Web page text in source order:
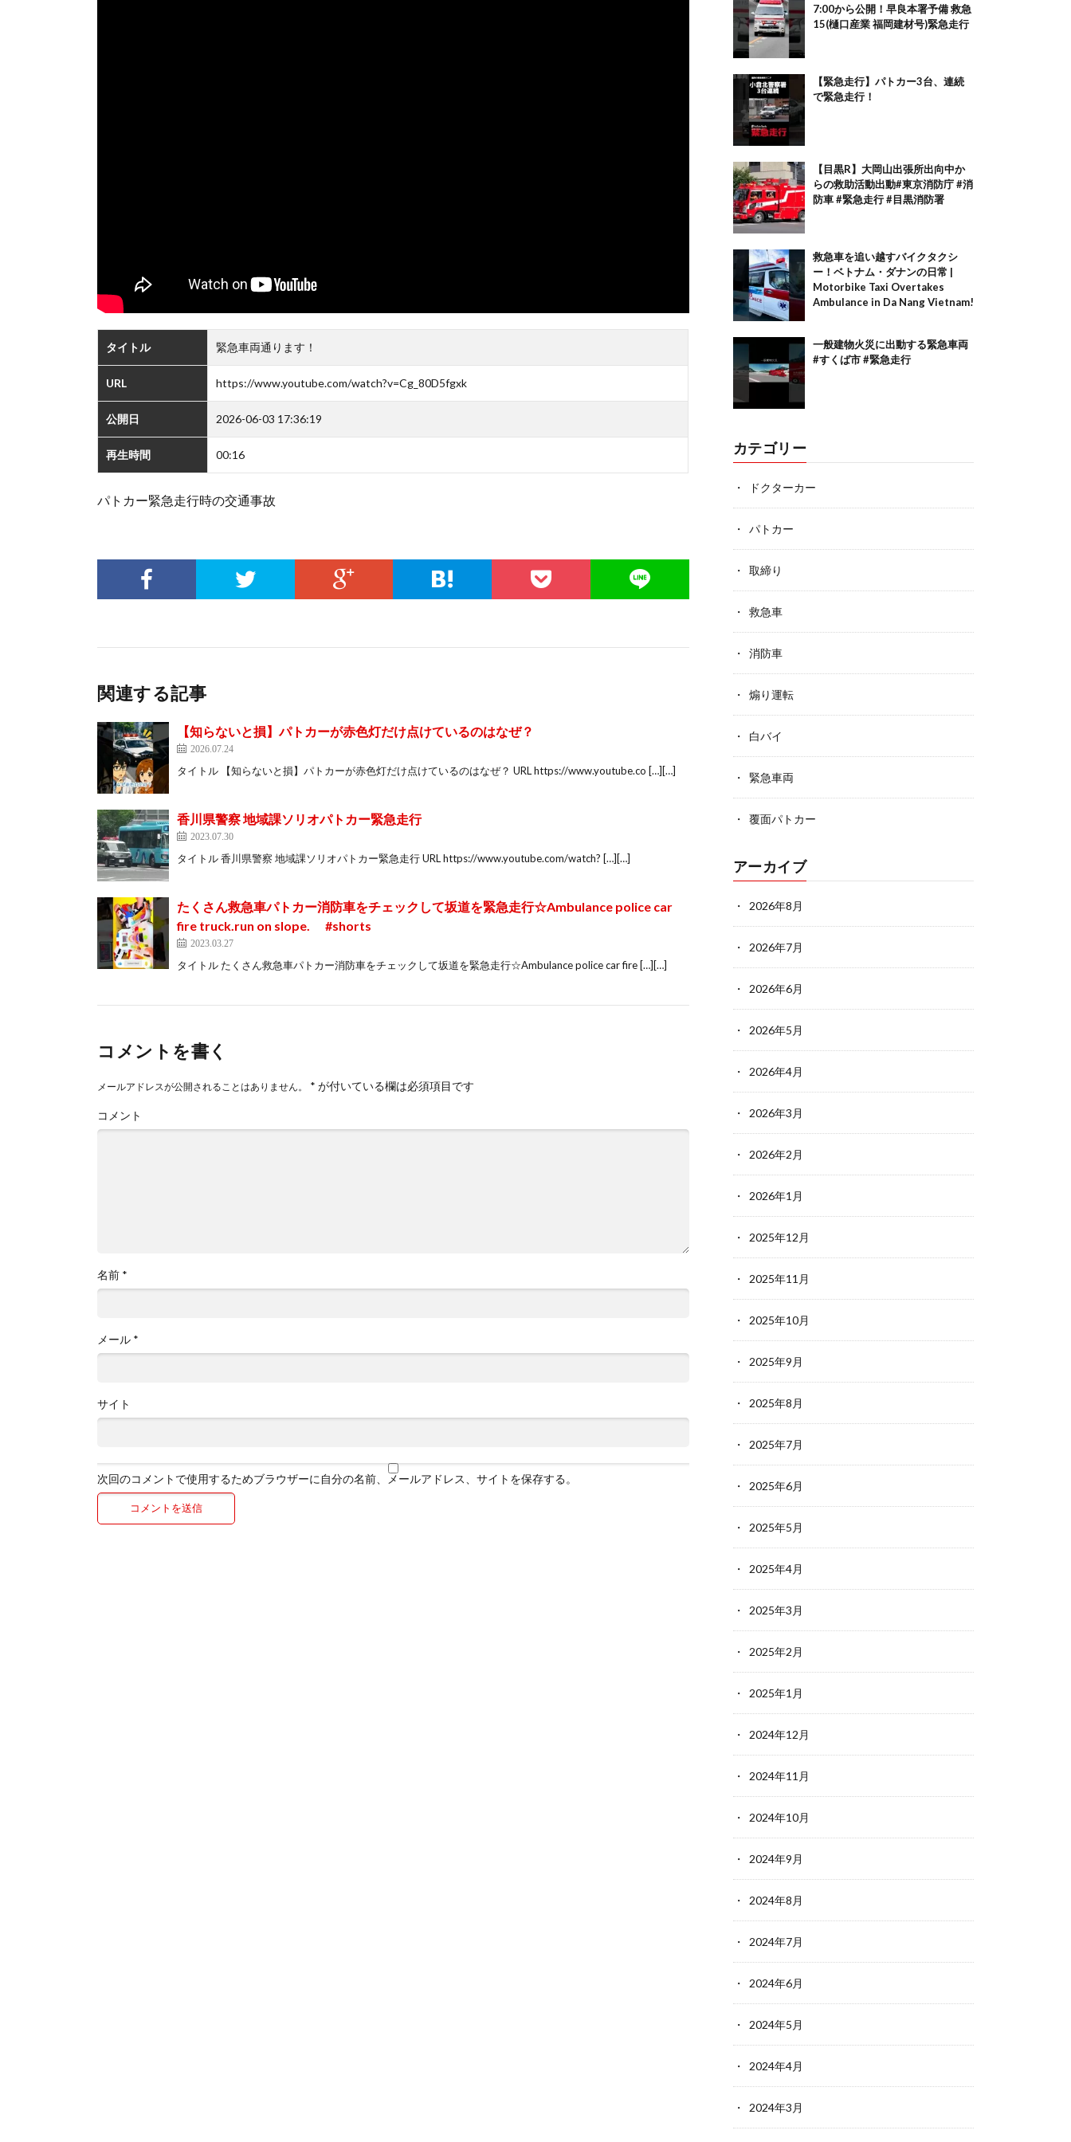
タイトル 緊急車両通ります！
URL https://www.youtube.com/watch?v=Cg_80D5fgxk
公開日 2026-06-03 17:36:19
再生時間 00:16
パトカー緊急走行時の交通事故
関連する記事
【知らないと損】パトカーが赤色灯だけ点けているのはなぜ？
2026.07.24
タイトル 【知らないと損】パトカーが赤色灯だけ点けているのはなぜ？ URL https://www.youtube.co […][…]
香川県警察 地域課ソリオパトカー緊急走行
2023.07.30
タイトル 香川県警察 地域課ソリオパトカー緊急走行 URL https://www.youtube.com/watch? […][…]
たくさん救急車パトカー消防車をチェックして坂道を緊急走行☆Ambulance police car
fire truck.run on slope. #shorts
2023.03.27
タイトル たくさん救急車パトカー消防車をチェックして坂道を緊急走行☆Ambulance police car fire […][…]
コメントを書く
メールアドレスが公開されることはありません。 * が付いている欄は必須項目です
コメント
名前 *
メール *
サイト
次回のコメントで使用するためブラウザーに自分の名前、メールアドレス、サイトを保存する。
7:00から公開！早良本署予備 救急
15(樋口産業 福岡建材号)緊急走行
【緊急走行】パトカー3台、連続
で緊急走行！
【目黒R】大岡山出張所出向中か
らの救助活動出動#東京消防庁 #消
防車 #緊急走行 #目黒消防署
救急車を追い越すバイクタクシ
ー！ベトナム・ダナンの日常 |
Motorbike Taxi Overtakes
Ambulance in Da Nang Vietnam!
一般建物火災に出動する緊急車両
#すくば市 #緊急走行
カテゴリー
ドクターカー
パトカー
取締り
救急車
消防車
煽り運転
白バイ
緊急車両
覆面パトカー
アーカイブ
2026年8月
2026年7月
2026年6月
2026年5月
2026年4月
2026年3月
2026年2月
2026年1月
2025年12月
2025年11月
2025年10月
2025年9月
2025年8月
2025年7月
2025年6月
2025年5月
2025年4月
2025年3月
2025年2月
2025年1月
2024年12月
2024年11月
2024年10月
2024年9月
2024年8月
2024年7月
2024年6月
2024年5月
2024年4月
2024年3月